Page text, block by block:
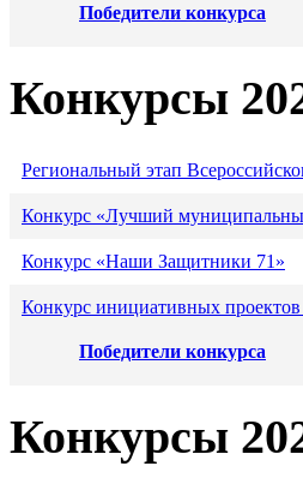
Победители конкурса
Конкурсы
Региональный этап
Конкурс «Лучший
Конкурс «Наши Защитники 71»
Конкурс инициативных проектов
Победители конкурса
Конкурсы